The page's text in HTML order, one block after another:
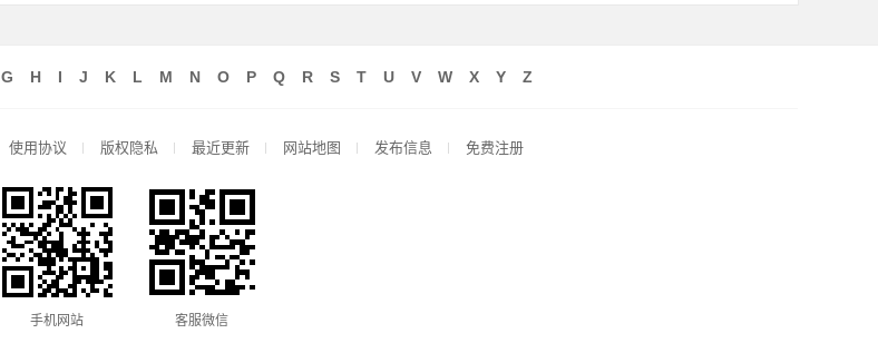
G H I J K L M N O P Q R S T U V W X Y Z
使用协议 版权隐私 最近更新 网站地图 发布信息 免费注册
手机网站 客服微信